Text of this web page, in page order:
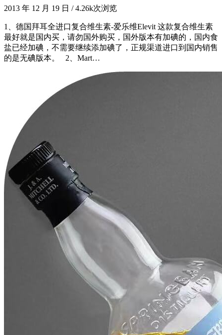
2013 年 12 月 19 日 /4.26k次浏览
1、德国拜耳全进口复合维生素-爱乐维Elevit 这款复合维生素
最好就是国内买，请勿国外购买，国外版本有加碘的，国内食
盐已经加碘，不需要继续添加碘了，正规渠道进口到国内销售
的是无碘版本。 2、Mart…